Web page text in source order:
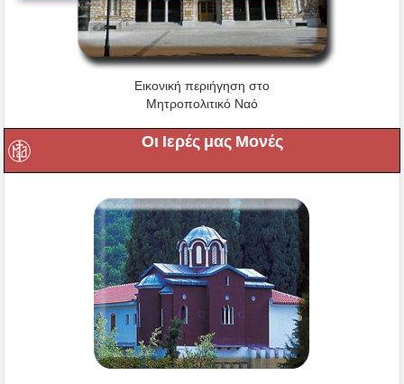
Εικονική περιήγηση στο
Μητροπολιτικό Ναό
Οι Ιερές μας Μονές